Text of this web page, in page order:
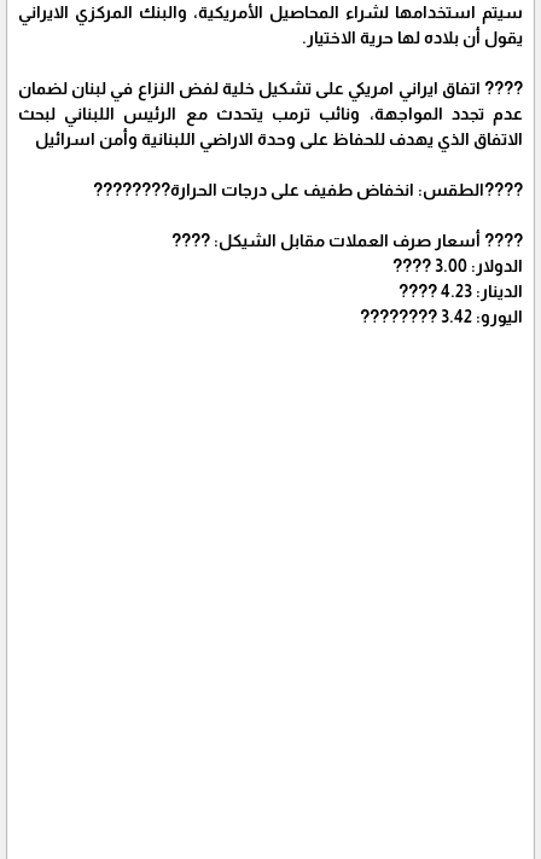
سيتم استخدامها لشراء المحاصيل الأمريكية، والبنك المركزي الايراني
يقول أن بلاده لها حرية الاختيار.
???? اتفاق ايراني امريكي على تشكيل خلية لفض النزاع في لبنان لضمان
عدم تجدد المواجهة، ونائب ترمب يتحدث مع الرئيس اللبناني لبحث
الاتفاق الذي يهدف للحفاظ على وحدة الاراضي اللبنانية وأمن اسرائيل
????الطقس: انخفاض طفيف على درجات الحرارة????️????
???? أسعار صرف العملات مقابل الشيكل: ????
الدولار: 3.00 ????
الدينار: 4.23 ????
اليورو: 3.42 ????????